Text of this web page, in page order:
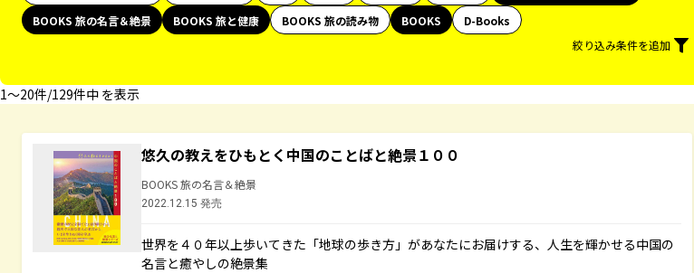
BOOKS 旅の名言＆絶景
BOOKS 旅と健康 BOOKS 旅の読み物 BOOKS
D-Books
絞り込み条件を追加
1〜20件/129件中 を表示
悠久の教えをひもとく中国のことばと絶景１００
BOOKS 旅の名言＆絶景
2022.12.15 発売
世界を４０年以上歩いてきた「地球の歩き方」があなたにお届けする、人生を輝かせる中国の
名言と癒やしの絶景集